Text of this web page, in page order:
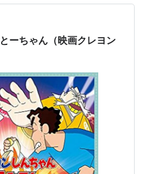
は最強。 キャラ変わったマリ
ーちゃん（映画クレヨン